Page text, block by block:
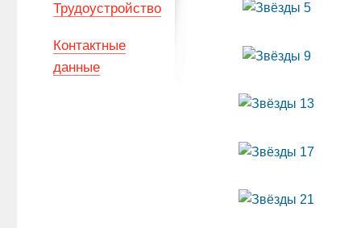
Трудоустройство
Контактные
данные